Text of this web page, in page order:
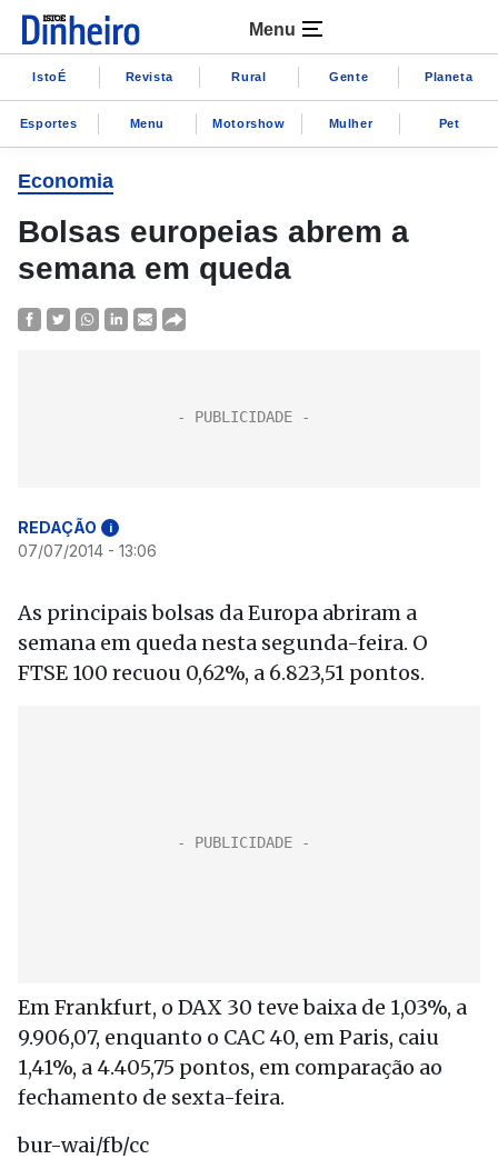
Menu
IstoÉ Revista Rural Gente Planeta
Esportes Menu Motorshow Mulher Pet
Economia
Bolsas europeias abrem a
semana em queda
REDAÇÃO i
07/07/2014 - 13:06
As principais bolsas da Europa abriram a
semana em queda nesta segunda-feira. O
FTSE 100 recuou 0,62%, a 6.823,51 pontos.
Em Frankfurt, o DAX 30 teve baixa de 1,03%, a
9.906,07, enquanto o CAC 40, em Paris, caiu
1,41%, a 4.405,75 pontos, em comparação ao
fechamento de sexta-feira.
bur-wai/fb/cc